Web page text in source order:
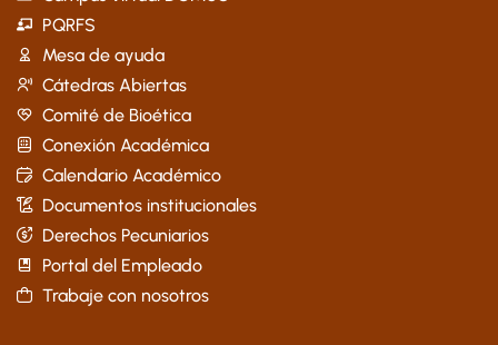
PQRFS
Mesa de ayuda
Cátedras Abiertas
Comité de Bioética
Conexión Académica
Calendario Académico
Documentos institucionales
Derechos Pecuniarios
Portal del Empleado
Trabaje con nosotros